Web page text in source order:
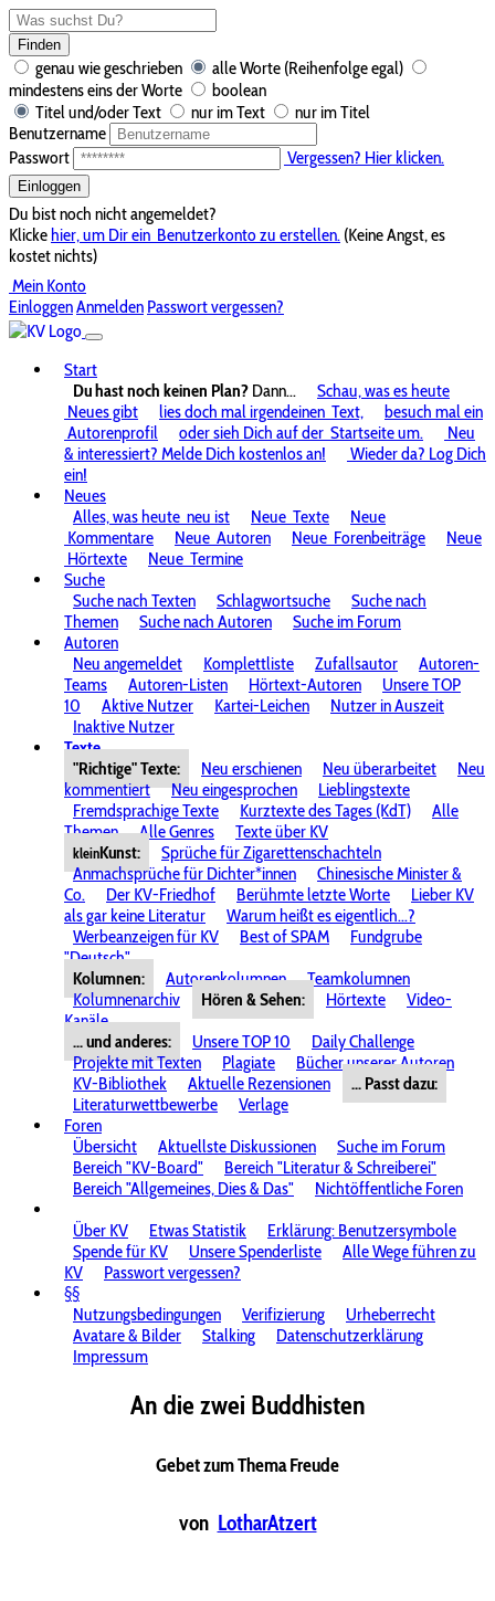
Finden
genau wie geschrieben
alle Worte (Reihenfolge egal)
mindestens eins der Worte
boolean
Titel und/oder Text
nur im Text
nur im Titel
Benutzername
Passwort
Vergessen? Hier klicken.
Einloggen
Du bist noch nicht angemeldet?
Klickehier, um Dir ein Benutzerkonto zu erstellen. (Keine Angst, es
kostet nichts)
Mein Konto
EinloggenAnmelden Passwort vergessen?
Start
Du hast noch keinen Plan? Dann...
Schau, was es heute
Neues gibt
lies doch mal irgendeinen Text,
besuch mal ein
Autorenprofil
oder sieh Dich auf der Startseite um.
Neu
& interessiert? Melde Dich kostenlos an!
Wieder da? Log Dich
ein!
Neues
Alles, was heute neu ist Neue Texte
Neue
Kommentare
Neue Autoren Neue Forenbeiträge
Neue
Hörtexte
Neue Termine
Suche
Suche nach Texten
Schlagwortsuche
Suche nach
Themen
Suche nach Autoren
Suche im Forum
Autoren
Neu angemeldet
Komplettliste Zufallsautor
Autoren-
Teams
Autoren-Listen Hörtext-Autoren
Unsere TOP
10
Aktive Nutzer Kartei-Leichen
Nutzer in Auszeit
Inaktive Nutzer
Texte
"Richtige" Texte:
Neu erschienen Neu überarbeitet
Neu
kommentiert
Neu eingesprochen
Lieblingstexte
Fremdsprachige Texte
Kurztexte des Tages (KdT)
Alle
Themen
Alle Genres Texte über KV
kleinKunst:
Sprüche für Zigarettenschachteln
Anmachsprüche für Dichter*innen
Chinesische Minister &
Co.
Der KV-Friedhof Berühmte letzte Worte
Lieber KV
als gar keine Literatur
Warum heißt es eigentlich...?
Werbeanzeigen für KV
Best of SPAM
Fundgrube
"Deutsch"
Kolumnen:
Autorenkolumnen
Teamkolumnen
Kolumnenarchiv
Hören & Sehen: Hörtexte
Video-
Kanäle
... und anderes:
Unsere TOP 10
Daily Challenge
Projekte mit Texten
Plagiate
Bücher unserer Autoren
KV-Bibliothek
Aktuelle Rezensionen
... Passt dazu:
Literaturwettbewerbe
Verlage
Foren
Übersicht
Aktuellste Diskussionen
Suche im Forum
Bereich "KV-Board"
Bereich "Literatur & Schreiberei"
Bereich "Allgemeines, Dies & Das"
Nichtöffentliche Foren
Über KV
Etwas Statistik
Erklärung: Benutzersymbole
Spende für KV
Unsere Spenderliste
Alle Wege führen zu
KV
Passwort vergessen?
§§
Nutzungsbedingungen
Verifizierung
Urheberrecht
Avatare & Bilder
Stalking
Datenschutzerklärung
Impressum
An die zwei Buddhisten
Gebet zum Thema Freude
von LotharAtzert